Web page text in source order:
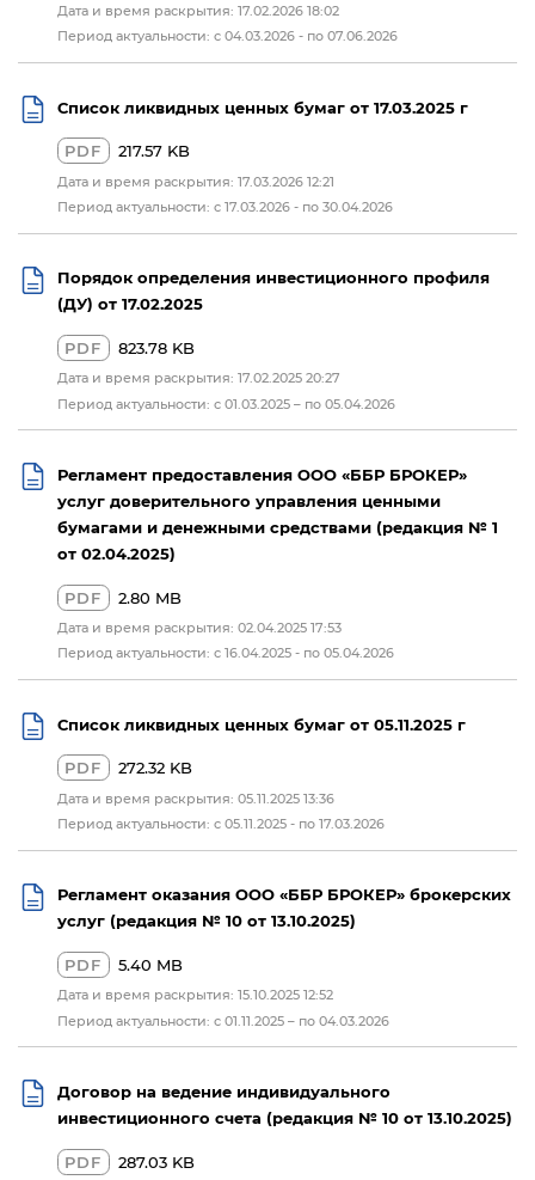
Дата и время раскрытия: 17.02.2026 18:02
Период актуальности: с 04.03.2026 - по 07.06.2026
Список ликвидных ценных бумаг от 17.03.2025 г
PDF 217.57 KB
Дата и время раскрытия: 17.03.2026 12:21
Период актуальности: c 17.03.2026 - по 30.04.2026
Порядок определения инвестиционного профиля
(ДУ) от 17.02.2025
PDF 823.78 KB
Дата и время раскрытия: 17.02.2025 20:27
Период актуальности: с 01.03.2025 – по 05.04.2026
Регламент предоставления ООО «ББР БРОКЕР»
услуг доверительного управления ценными
бумагами и денежными средствами (редакция № 1
от 02.04.2025)
PDF 2.80 MB
Дата и время раскрытия: 02.04.2025 17:53
Период актуальности: с 16.04.2025 - по 05.04.2026
Список ликвидных ценных бумаг от 05.11.2025 г
PDF 272.32 KB
Дата и время раскрытия: 05.11.2025 13:36
Период актуальности: c 05.11.2025 - по 17.03.2026
Регламент оказания ООО «ББР БРОКЕР» брокерских
услуг (редакция № 10 от 13.10.2025)
PDF 5.40 MB
Дата и время раскрытия: 15.10.2025 12:52
Период актуальности: с 01.11.2025 – по 04.03.2026
Договор на ведение индивидуального
инвестиционного счета (редакция № 10 от 13.10.2025)
PDF 287.03 KB